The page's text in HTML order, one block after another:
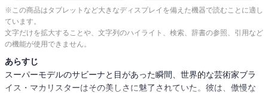
※この商品はタブレットなど大きなディスプレイを備えた機器で読むことに適し
ています。
文字だけを拡大することや、文字列のハイライト、検索、辞書の参照、引用など
の機能が使用できません。
あらすじ
スーパーモデルのサビーナと目があった瞬間、世界的な芸術家ブラ
イス・マカリスターはその美しさに魅了されていた。彼は、傲慢な